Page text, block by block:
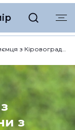
Підприємця з Кіровоградщини з третього разу змусили повернути чверть мільйона, переплачених за вугілля для школи
з